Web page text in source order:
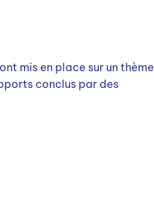
mis en place sur un thème
conclus par des